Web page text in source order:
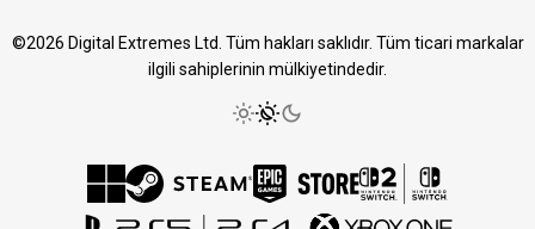
©2026 Digital Extremes Ltd. Tüm hakları saklıdır. Tüm ticari markalar
ilgili sahiplerinin mülkiyetindedir.